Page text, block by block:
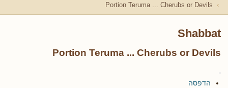
Portion Teruma ... Cherubs or Devils
Shabbat
Portion Teruma ... Cherubs or Devils
הדפסה